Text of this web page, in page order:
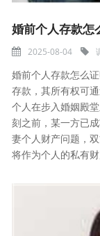
婚前个人存款怎
2025-08-04
婚前个人存款怎么
存款，其所有权可
个人在步入婚姻殿
刻之前，某一方已
妻个人财产问题，
将作为个人的私有